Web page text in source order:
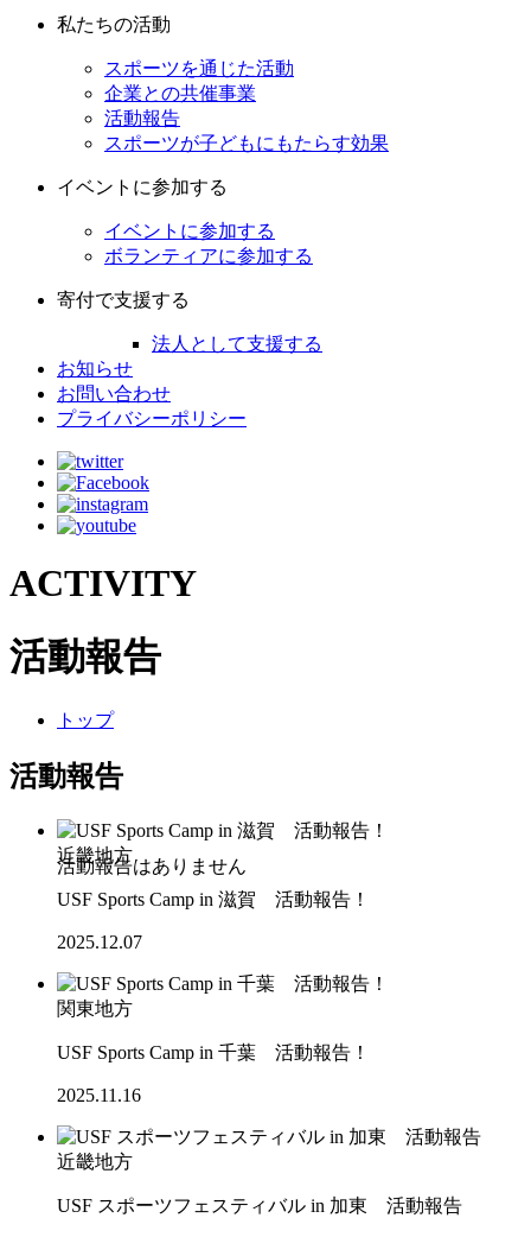
私たちの活動
スポーツを通じた活動
企業との共催事業
活動報告
スポーツが子どもにもたらす効果
イベントに参加する
イベントに参加する
ボランティアに参加する
寄付で支援する
法人として支援する
お知らせ
お問い合わせ
プライバシーポリシー
ACTIVITY
活動報告
トップ
活動報告
近畿地方
USF Sports Camp in 滋賀 活動報告！
2025.12.07
関東地方
USF Sports Camp in 千葉 活動報告！
2025.11.16
近畿地方
USF スポーツフェスティバル in 加東 活動報告